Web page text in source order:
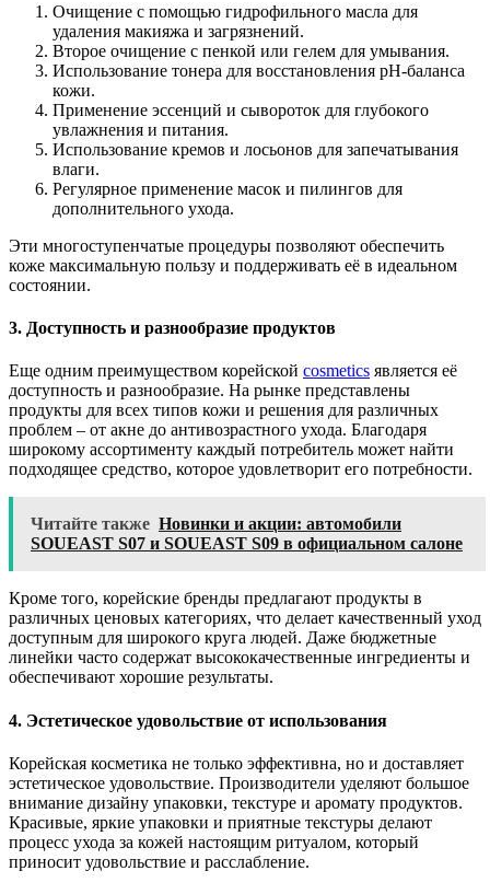
Очищение с помощью гидрофильного масла для
удаления макияжа и загрязнений.
Второе очищение с пенкой или гелем для умывания.
Использование тонера для восстановления pH-баланса
кожи.
Применение эссенций и сывороток для глубокого
увлажнения и питания.
Использование кремов и лосьонов для запечатывания
влаги.
Регулярное применение масок и пилингов для
дополнительного ухода.
Эти многоступенчатые процедуры позволяют обеспечить
коже максимальную пользу и поддерживать её в идеальном
состоянии.
3. Доступность и разнообразие продуктов
Еще одним преимуществом корейской cosmetics является её
доступность и разнообразие. На рынке представлены
продукты для всех типов кожи и решения для различных
проблем – от акне до антивозрастного ухода. Благодаря
широкому ассортименту каждый потребитель может найти
подходящее средство, которое удовлетворит его потребности.
Читайте также Новинки и акции: автомобили
SOUEAST S07 и SOUEAST S09 в официальном салоне
Кроме того, корейские бренды предлагают продукты в
различных ценовых категориях, что делает качественный уход
доступным для широкого круга людей. Даже бюджетные
линейки часто содержат высококачественные ингредиенты и
обеспечивают хорошие результаты.
4. Эстетическое удовольствие от использования
Корейская косметика не только эффективна, но и доставляет
эстетическое удовольствие. Производители уделяют большое
внимание дизайну упаковки, текстуре и аромату продуктов.
Красивые, яркие упаковки и приятные текстуры делают
процесс ухода за кожей настоящим ритуалом, который
приносит удовольствие и расслабление.